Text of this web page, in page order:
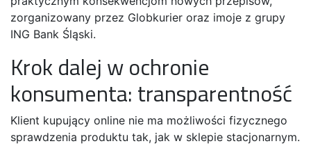
zorganizowany przez Globkurier oraz imoje z grupy
ING Bank Śląski.
Krok dalej w ochronie
konsumenta: transparentność
Klient kupujący online nie ma możliwości fizycznego
sprawdzenia produktu tak, jak w sklepie stacjonarnym.